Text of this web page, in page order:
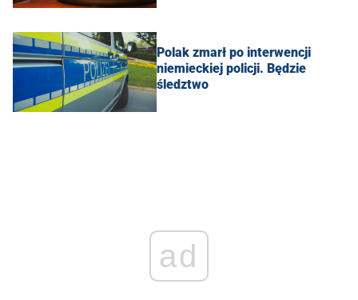
Polak zmarł po interwencji
niemieckiej policji. Będzie
śledztwo
ad